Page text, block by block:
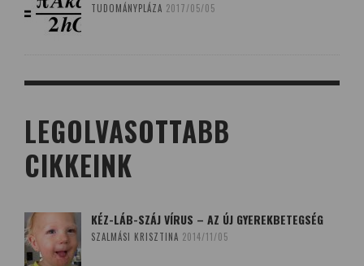
TUDOMÁNYPLÁZA 2017/05/05
LEGOLVASOTTABB
CIKKEINK
KÉZ-LÁB-SZÁJ VÍRUS – AZ ÚJ GYEREKBETEGSÉG
SZALMÁSI KRISZTINA 2014/11/05